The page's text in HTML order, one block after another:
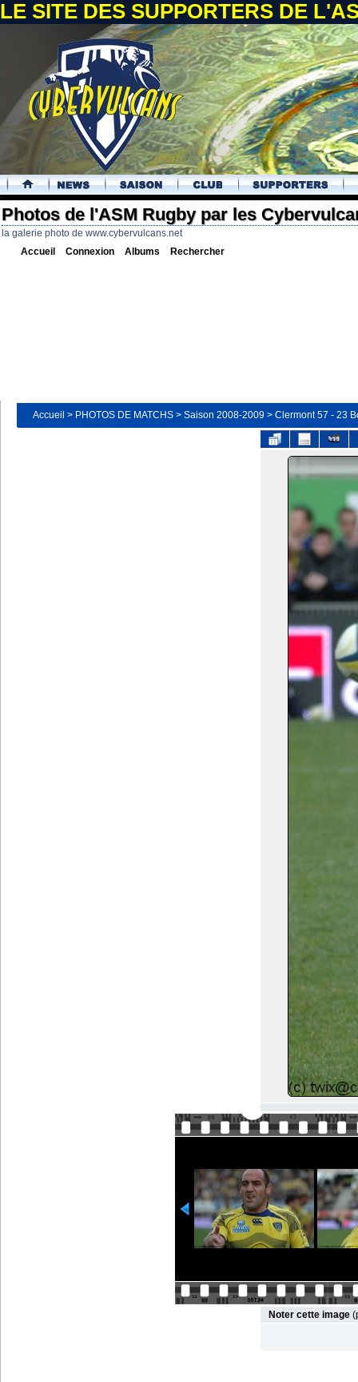
LE SITE DES SUPPORTERS DE
.
Photos de l'ASM Rugby par les
la galerie photo de www.cybervulcans.net
Accueil Connexion Albums Rechercher
Accueil > PHOTOS DE MATCHS > Saison 2008-2009 > Clermont 57 - 23
Noter cette image